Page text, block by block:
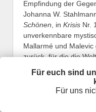
Empfindung der
Johanna W.
Schönen, in Krisis Nr.
unverkennbare
Mallarmé und
zurück, für die die
der Phänomene ist.
„Weltvernichtung“
Warengesellschaft
Für euch sind
Für uns